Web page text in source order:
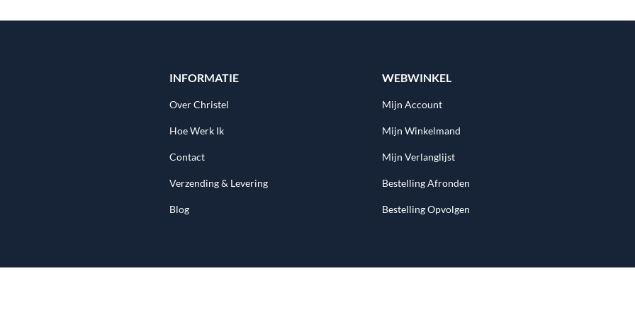
INFORMATIE
Over Christel
Hoe Werk Ik
Contact
Verzending & Levering
Blog
WEBWINKEL
Mijn Account
Mijn Winkelmand
Mijn Verlanglijst
Bestelling Afronden
Bestelling Opvolgen